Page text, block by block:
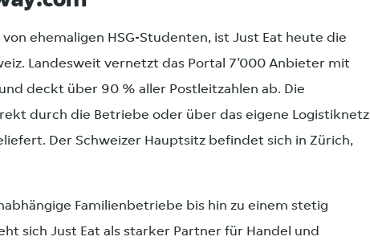
ehemaligen HSG-Studenten, ist Just Eat heute die
Landesweit vernetzt das Portal 7’000 Anbieter mit
deckt über 90 % aller Postleitzahlen ab. Die
durch die Betriebe oder über das eigene Logistiknetz
Der Schweizer Hauptsitz befindet sich in Zürich,
Familienbetriebe bis hin zu einem stetig
sich Just Eat als starker Partner für Handel und